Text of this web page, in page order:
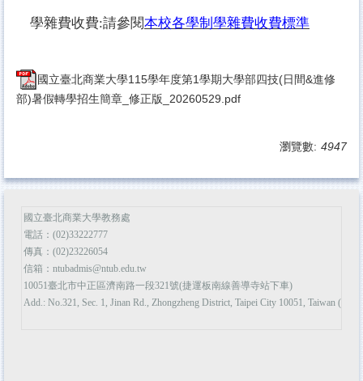
學雜費收費:請參閱本校各學制學雜費收費標準
國立臺北商業大學115學年度第1學期大學部四技(日間&進修
部)暑假轉學招生簡章_修正版_20260529.pdf
瀏覽數: 4947
國立臺北商業大學教務處
電話：(02)33222777
傳真：(02)23226054
信箱：ntubadmis@ntub.edu.tw
10051臺北市中正區濟南路一段321號(捷運板南線善導寺站下車)
Add.: No.321, Sec. 1, Jinan Rd., Zhongzheng District, Taipei City 10051, Taiwan